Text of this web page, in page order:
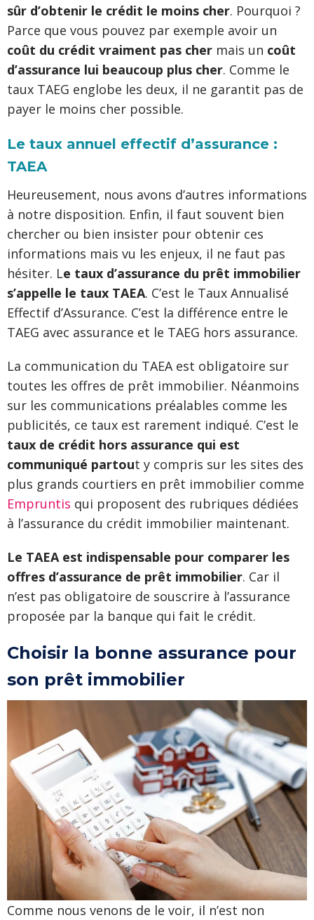
sûr d’obtenir le crédit le moins cher. Pourquoi ?
Parce que vous pouvez par exemple avoir un
coût du crédit vraiment pas cher mais un coût
d’assurance lui beaucoup plus cher. Comme le
taux TAEG englobe les deux, il ne garantit pas de
payer le moins cher possible.
Le taux annuel effectif d’assurance :
TAEA
Heureusement, nous avons d’autres informations
à notre disposition. Enfin, il faut souvent bien
chercher ou bien insister pour obtenir ces
informations mais vu les enjeux, il ne faut pas
hésiter. Le taux d’assurance du prêt immobilier
s’appelle le taux TAEA. C’est le Taux Annualisé
Effectif d’Assurance. C’est la différence entre le
TAEG avec assurance et le TAEG hors assurance.
La communication du TAEA est obligatoire sur
toutes les offres de prêt immobilier. Néanmoins
sur les communications préalables comme les
publicités, ce taux est rarement indiqué. C’est le
taux de crédit hors assurance qui est
communiqué partout y compris sur les sites des
plus grands courtiers en prêt immobilier comme
Empruntis qui proposent des rubriques dédiées
à l’assurance du crédit immobilier maintenant.
Le TAEA est indispensable pour comparer les
offres d’assurance de prêt immobilier. Car il
n’est pas obligatoire de souscrire à l’assurance
proposée par la banque qui fait le crédit.
Choisir la bonne assurance pour
son prêt immobilier
Comme nous venons de le voir, il n’est non